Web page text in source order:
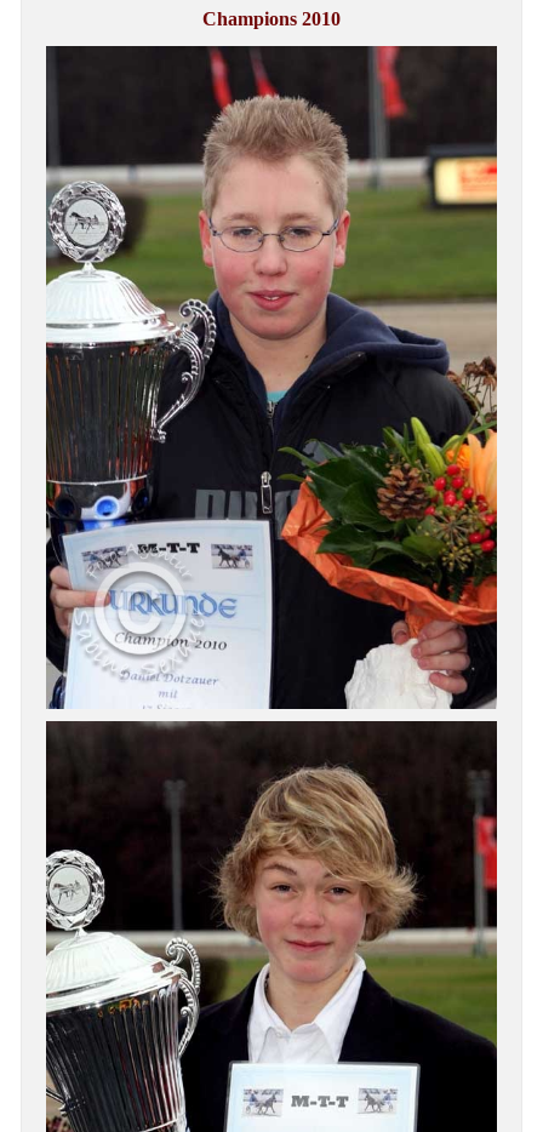
Champions 2010